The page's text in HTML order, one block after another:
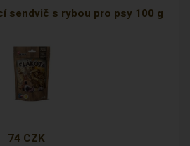
sendvič s rybou pro psy 100 g
74 CZK